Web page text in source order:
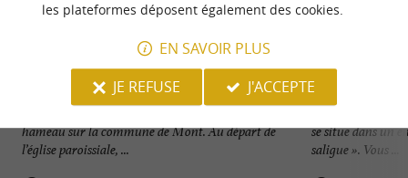
Sentier d’interprétation de Lendresse
hameau sur la commune de Mont. Au départ de
l’église paroissiale, ...
Lac De Baudreix
se situe dans un
saligue ». Vous ...
les plateformes déposent également des cookies.
EN SAVOIR PLUS
JE REFUSE
J'ACCEPTE